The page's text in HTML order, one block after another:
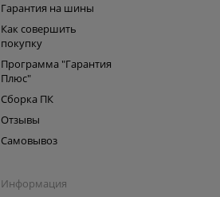
Гарантия на шины
Как совершить
покупку
Программа "Гарантия
Плюс"
Сборка ПК
Отзывы
Самовывоз
Информация